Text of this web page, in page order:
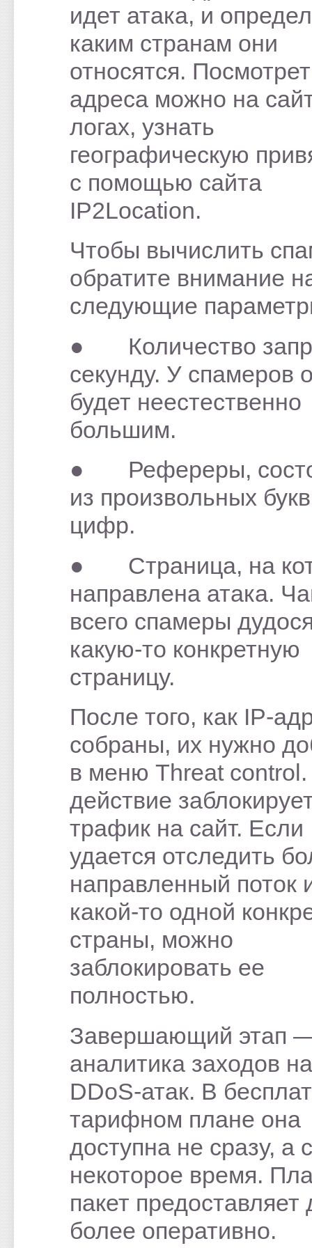
идет атака, и
каким странам они
относятся.
адреса можно на
логах, узнать
географическую
с помощью сайта
IP2Location.
Чтобы вычислить
обратите внимание
следующие
● Количество
секунду. У спамеров
будет неестественно
большим.
● Рефереры,
из произвольных
цифр.
● Страница, на
направлена атака.
всего спамеры
какую-то конкретную
страницу.
После того, как IP-
собраны, их нужно
в меню Threat
действие
трафик на сайт. Если
удается отследить
направленный поток
какой-то одной
страны, можно
заблокировать ее
полностью.
Завершающий этап
аналитика заходов
DDoS-атак. В
тарифном плане она
доступна не сразу, а
некоторое время.
пакет
более оперативно.